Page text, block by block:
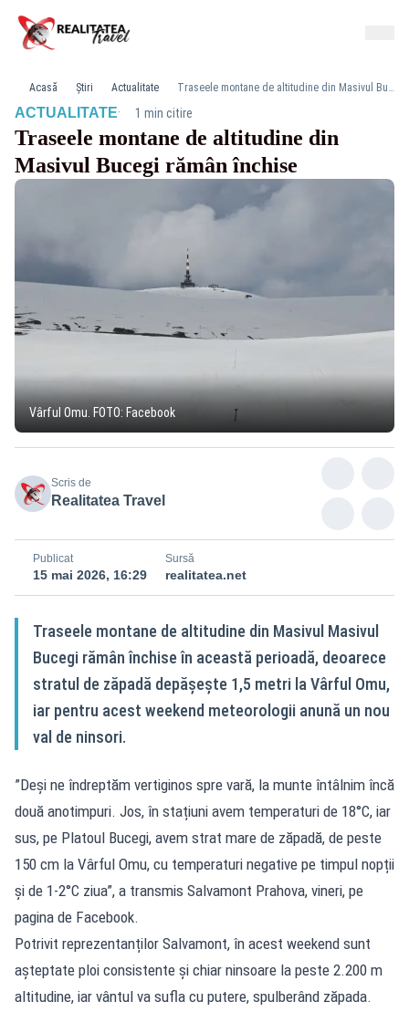
Acasă Știri Actualitate Traseele montane de altitudine din Masivul Bucegi rămân închise
ACTUALITATE· 1 min citire
Traseele montane de altitudine din
Masivul Bucegi rămân închise
Vârful Omu. FOTO: Facebook
Scris de
Realitatea Travel
Publicat
15 mai 2026, 16:29
Sursă
realitatea.net
Traseele montane de altitudine din Masivul Masivul
Bucegi rămân închise în această perioadă, deoarece
stratul de zăpadă depășește 1,5 metri la Vârful Omu,
iar pentru acest weekend meteorologii anună un nou
val de ninsori.
”Deși ne îndreptăm vertiginos spre vară, la munte întâlnim încă
două anotimpuri. Jos, în stațiuni avem temperaturi de 18°C, iar
sus, pe Platoul Bucegi, avem strat mare de zăpadă, de peste
150 cm la Vârful Omu, cu temperaturi negative pe timpul nopții
și de 1-2°C ziua”, a transmis Salvamont Prahova, vineri, pe
pagina de Facebook.
Potrivit reprezentanților Salvamont, în acest weekend sunt
așteptate ploi consistente și chiar ninsoare la peste 2.200 m
altitudine, iar vântul va sufla cu putere, spulberând zăpada.